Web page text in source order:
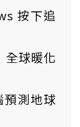
按下追
全球暖化
測地球